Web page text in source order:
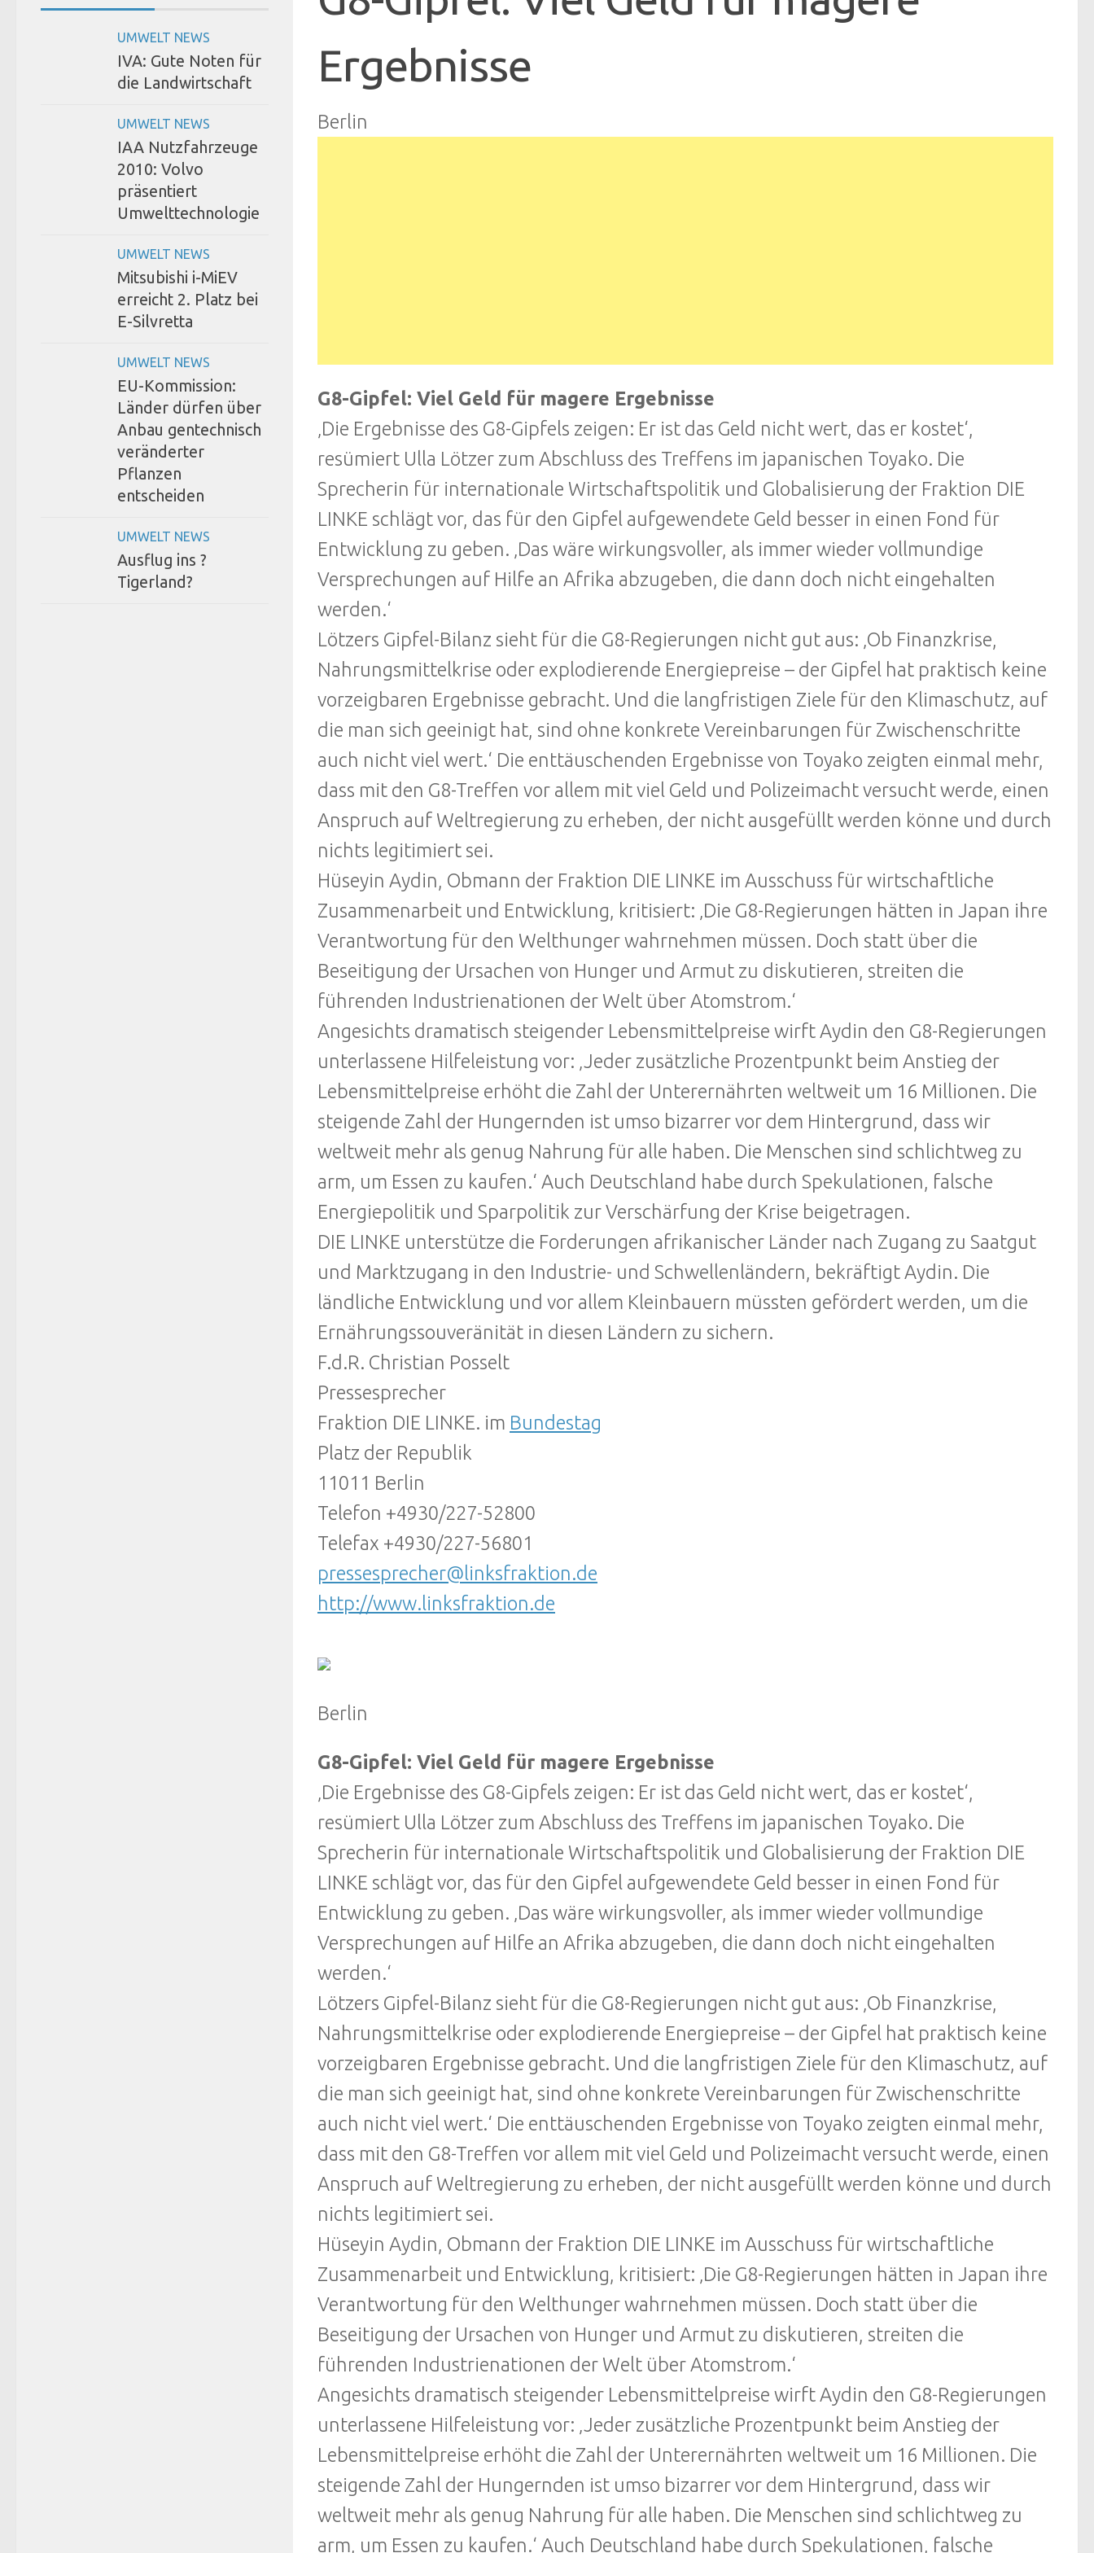
Ergebnisse
Berlin
G8-Gipfel: Viel Geld für magere Ergebnisse
‚Die Ergebnisse des G8-Gipfels zeigen: Er ist das Geld nicht wert, das er kostet‘,
resümiert Ulla Lötzer zum Abschluss des Treffens im japanischen Toyako. Die
Sprecherin für internationale Wirtschaftspolitik und Globalisierung der Fraktion DIE
LINKE schlägt vor, das für den Gipfel aufgewendete Geld besser in einen Fond für
Entwicklung zu geben. ‚Das wäre wirkungsvoller, als immer wieder vollmundige
Versprechungen auf Hilfe an Afrika abzugeben, die dann doch nicht eingehalten
werden.‘
Lötzers Gipfel-Bilanz sieht für die G8-Regierungen nicht gut aus: ‚Ob Finanzkrise,
Nahrungsmittelkrise oder explodierende Energiepreise – der Gipfel hat praktisch keine
vorzeigbaren Ergebnisse gebracht. Und die langfristigen Ziele für den Klimaschutz, auf
die man sich geeinigt hat, sind ohne konkrete Vereinbarungen für Zwischenschritte
auch nicht viel wert.‘ Die enttäuschenden Ergebnisse von Toyako zeigten einmal mehr,
dass mit den G8-Treffen vor allem mit viel Geld und Polizeimacht versucht werde, einen
Anspruch auf Weltregierung zu erheben, der nicht ausgefüllt werden könne und durch
nichts legitimiert sei.
Hüseyin Aydin, Obmann der Fraktion DIE LINKE im Ausschuss für wirtschaftliche
Zusammenarbeit und Entwicklung, kritisiert: ‚Die G8-Regierungen hätten in Japan ihre
Verantwortung für den Welthunger wahrnehmen müssen. Doch statt über die
Beseitigung der Ursachen von Hunger und Armut zu diskutieren, streiten die
führenden Industrienationen der Welt über Atomstrom.‘
Angesichts dramatisch steigender Lebensmittelpreise wirft Aydin den G8-Regierungen
unterlassene Hilfeleistung vor: ‚Jeder zusätzliche Prozentpunkt beim Anstieg der
Lebensmittelpreise erhöht die Zahl der Unterernährten weltweit um 16 Millionen. Die
steigende Zahl der Hungernden ist umso bizarrer vor dem Hintergrund, dass wir
weltweit mehr als genug Nahrung für alle haben. Die Menschen sind schlichtweg zu
arm, um Essen zu kaufen.‘ Auch Deutschland habe durch Spekulationen, falsche
Energiepolitik und Sparpolitik zur Verschärfung der Krise beigetragen.
DIE LINKE unterstütze die Forderungen afrikanischer Länder nach Zugang zu Saatgut
und Marktzugang in den Industrie- und Schwellenländern, bekräftigt Aydin. Die
ländliche Entwicklung und vor allem Kleinbauern müssten gefördert werden, um die
Ernährungssouveränität in diesen Ländern zu sichern.
F.d.R. Christian Posselt
Pressesprecher
Fraktion DIE LINKE. im Bundestag
Platz der Republik
11011 Berlin
Telefon +4930/227-52800
Telefax +4930/227-56801
pressesprecher@linksfraktion.de
http://www.linksfraktion.de
Berlin
G8-Gipfel: Viel Geld für magere Ergebnisse
‚Die Ergebnisse des G8-Gipfels zeigen: Er ist das Geld nicht wert, das er kostet‘,
resümiert Ulla Lötzer zum Abschluss des Treffens im japanischen Toyako. Die
Sprecherin für internationale Wirtschaftspolitik und Globalisierung der Fraktion DIE
LINKE schlägt vor, das für den Gipfel aufgewendete Geld besser in einen Fond für
Entwicklung zu geben. ‚Das wäre wirkungsvoller, als immer wieder vollmundige
Versprechungen auf Hilfe an Afrika abzugeben, die dann doch nicht eingehalten
werden.‘
Lötzers Gipfel-Bilanz sieht für die G8-Regierungen nicht gut aus: ‚Ob Finanzkrise,
Nahrungsmittelkrise oder explodierende Energiepreise – der Gipfel hat praktisch keine
vorzeigbaren Ergebnisse gebracht. Und die langfristigen Ziele für den Klimaschutz, auf
die man sich geeinigt hat, sind ohne konkrete Vereinbarungen für Zwischenschritte
auch nicht viel wert.‘ Die enttäuschenden Ergebnisse von Toyako zeigten einmal mehr,
dass mit den G8-Treffen vor allem mit viel Geld und Polizeimacht versucht werde, einen
Anspruch auf Weltregierung zu erheben, der nicht ausgefüllt werden könne und durch
nichts legitimiert sei.
Hüseyin Aydin, Obmann der Fraktion DIE LINKE im Ausschuss für wirtschaftliche
Zusammenarbeit und Entwicklung, kritisiert: ‚Die G8-Regierungen hätten in Japan ihre
Verantwortung für den Welthunger wahrnehmen müssen. Doch statt über die
Beseitigung der Ursachen von Hunger und Armut zu diskutieren, streiten die
führenden Industrienationen der Welt über Atomstrom.‘
Angesichts dramatisch steigender Lebensmittelpreise wirft Aydin den G8-Regierungen
unterlassene Hilfeleistung vor: ‚Jeder zusätzliche Prozentpunkt beim Anstieg der
Lebensmittelpreise erhöht die Zahl der Unterernährten weltweit um 16 Millionen. Die
steigende Zahl der Hungernden ist umso bizarrer vor dem Hintergrund, dass wir
weltweit mehr als genug Nahrung für alle haben. Die Menschen sind schlichtweg zu
arm, um Essen zu kaufen.‘ Auch Deutschland habe durch Spekulationen, falsche
UMWELT NEWS
IVA: Gute Noten für
die Landwirtschaft
UMWELT NEWS
IAA Nutzfahrzeuge
2010: Volvo
präsentiert
Umwelttechnologie
UMWELT NEWS
Mitsubishi i-MiEV
erreicht 2. Platz bei
E-Silvretta
UMWELT NEWS
EU-Kommission:
Länder dürfen über
Anbau gentechnisch
veränderter
Pflanzen
entscheiden
UMWELT NEWS
Ausflug ins ?
Tigerland?